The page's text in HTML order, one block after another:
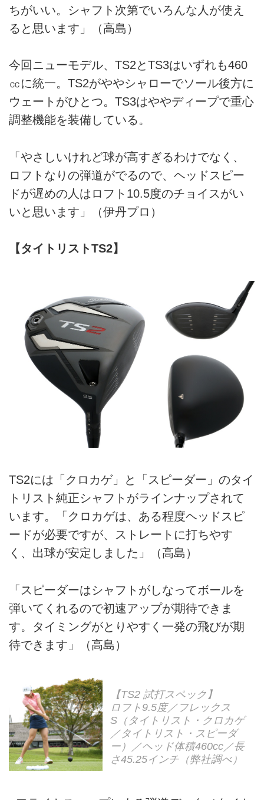
ちがいい。シャフト次第でいろんな人が使え
ると思います」（高島）
今回ニューモデル、TS2とTS3はいずれも460
㏄に統一。TS2がややシャローでソール後方に
ウェートがひとつ。TS3はややディープで重心
調整機能を装備している。
「やさしいけれど球が高すぎるわけでなく、
ロフトなりの弾道がでるので、ヘッドスピー
ドが遅めの人はロフト10.5度のチョイスがい
いと思います」（伊丹プロ）
【タイトリストTS2】
TS2には「クロカゲ」と「スピーダー」のタイ
トリスト純正シャフトがラインナップされて
います。「クロカゲは、ある程度ヘッドスピ
ードが必要ですが、ストレートに打ちやす
く、出球が安定しました」（高島）
「スピーダーはシャフトがしなってボールを
弾いてくれるので初速アップが期待できま
す。タイミングがとりやすく一発の飛びが期
待できます」（高島）
【TS2 試打スペック】
ロフト9.5度／フレックス
S（タイトリスト・クロカゲ
／タイトリスト・スピーダ
ー）／ヘッド体積460cc／長
さ45.25インチ（弊社調べ）